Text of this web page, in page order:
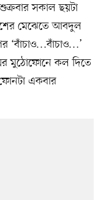
সকাল ছয়টা
মেঝেতে আবদুল
‘বাঁচাও…বাঁচাও…’
মুঠোফোনে কল দিতে
একবার